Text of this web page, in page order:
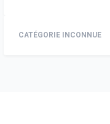
CATÉGORIE INCONNUE